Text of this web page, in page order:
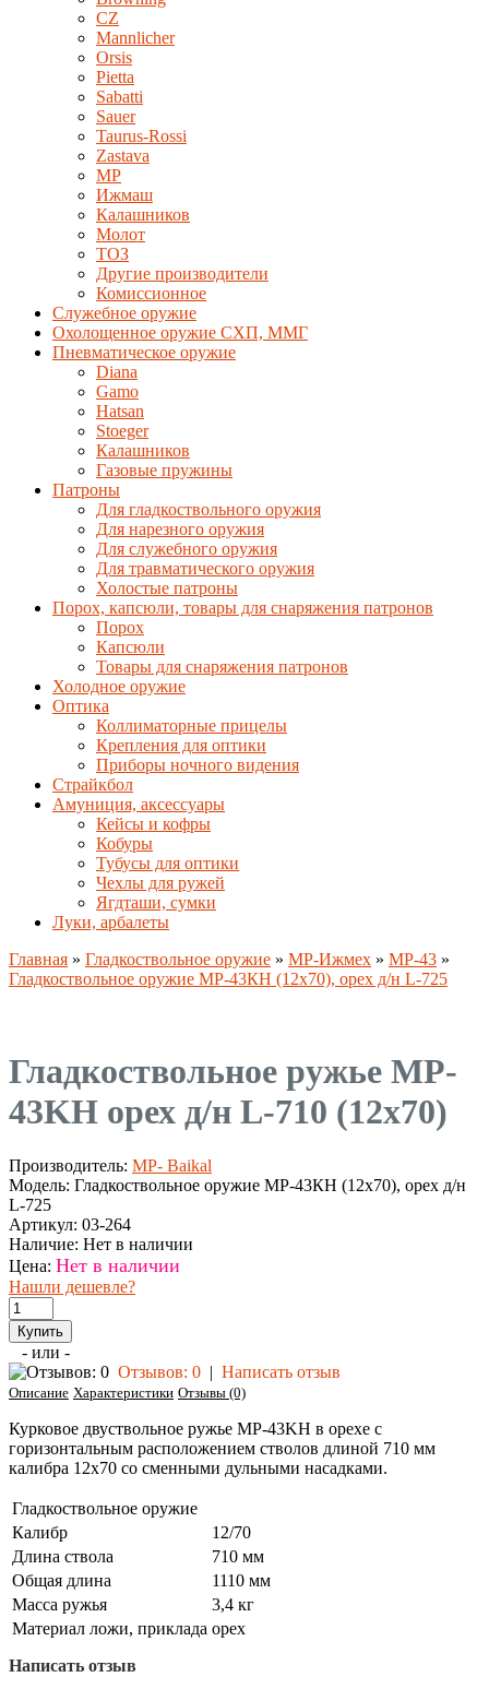
CZ
Mannlicher
Orsis
Pietta
Sabatti
Sauer
Taurus-Rossi
Zastava
MP
Ижмаш
Калашников
Молот
ТОЗ
Другие производители
Комиссионное
Служебное оружие
Охолощенное оружие СХП, ММГ
Пневматическое оружие
Diana
Gamo
Hatsan
Stoeger
Калашников
Газовые пружины
Патроны
Для гладкоствольного оружия
Для нарезного оружия
Для служебного оружия
Для травматического оружия
Холостые патроны
Порох, капсюли, товары для снаряжения патронов
Порох
Капсюли
Товары для снаряжения патронов
Холодное оружие
Оптика
Коллиматорные прицелы
Крепления для оптики
Приборы ночного видения
Страйкбол
Амуниция, аксессуары
Кейсы и кофры
Кобуры
Тубусы для оптики
Чехлы для ружей
Ягдташи, сумки
Луки, арбалеты
Главная » Гладкоствольное оружие » MP-Ижмех » MP-43 »
Гладкоствольное оружие МР-43КН (12х70), орех д/н L-725
Гладкоствольное ружье MP-
43KH орех д/н L-710 (12х70)
Производитель: MP- Baikal
Модель: Гладкоствольное оружие МР-43КН (12х70), орех д/н
L-725
Артикул: 03-264
Наличие: Нет в наличии
Цена: Нет в наличии
Нашли дешевле?
- или -
Отзывов: 0 | Написать отзыв
Описание Характеристики Отзывы (0)
Курковое двуствольное ружье MP-43KH в орехе с
горизонтальным расположением стволов длиной 710 мм
калибра 12х70 со сменными дульными насадками.
Гладкоствольное оружие
Калибр
12/70
Длина ствола
710 мм
Общая длина
1110 мм
Масса ружья
3,4 кг
Материал ложи, приклада орех
Написать отзыв